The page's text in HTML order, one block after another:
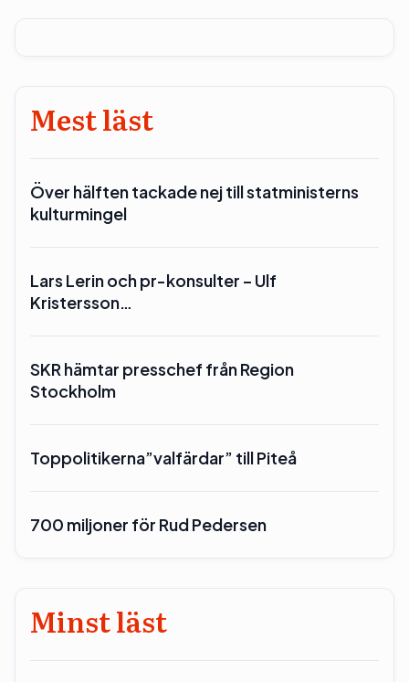
Mest läst
Över hälften tackade nej till statministerns
kulturmingel
Lars Lerin och pr-konsulter – Ulf
Kristersson…
SKR hämtar presschef från Region
Stockholm
Toppolitikerna”valfärdar” till Piteå
700 miljoner för Rud Pedersen
Minst läst